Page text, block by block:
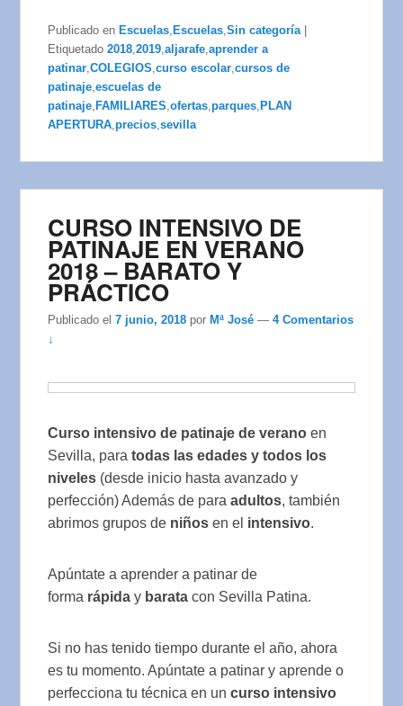
Publicado en Escuelas Escuelas ,Sin categoría
Etiquetado 2018 ,2019 ,aljarafe ,aprender a
patinar ,COLEGIOS ,curso escolar ,cursos de
patinaje ,escuelas de
patinaje FAMILIARES ,ofertas ,parques PLAN
APERTURA ,precios ,sevilla
CURSO INTENSIVO DE
PATINAJE EN VERANO
2018 – BARATO Y
PRÁCTICO
Publicado el7 junio, 2018 porMª José —4 Comentarios
↓
Curso intensivo de patinaje de verano en
Sevilla, para todas las edades y todos los
niveles (desde inicio hasta avanzado y
perfección) Además de paraadultos, también
abrimos grupos de niños en el intensivo.
Apúntate a aprender a patinar de
forma rápida y barata con Sevilla Patina.
Si no has tenido tiempo durante el año, ahora
es tu momento. Apúntate a patinar y aprende o
perfecciona tu técnica en uncurso intensivo